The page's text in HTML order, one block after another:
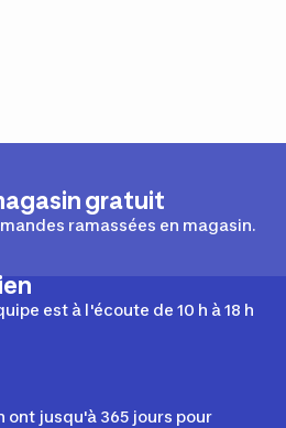
gratuit
ramassées en magasin.
est à l'écoute de 10 h à 18 h
ont jusqu'à 365 jours pour